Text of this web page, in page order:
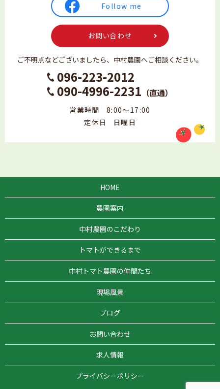
Follow me
お問い合わせ
ご不明点などございましたら、 中村農園へご相談ください。
096-223-2012
090-4996-2231 （直通）
営業時間
8:00～17:00
定休日
日曜日
HOME
農園案内
中村農園のこだわり
トマトができるまで
中村トマト農園の仲間たち
現場風景
ブログ
お問い合わせ
求人情報
プライバシーポリシー